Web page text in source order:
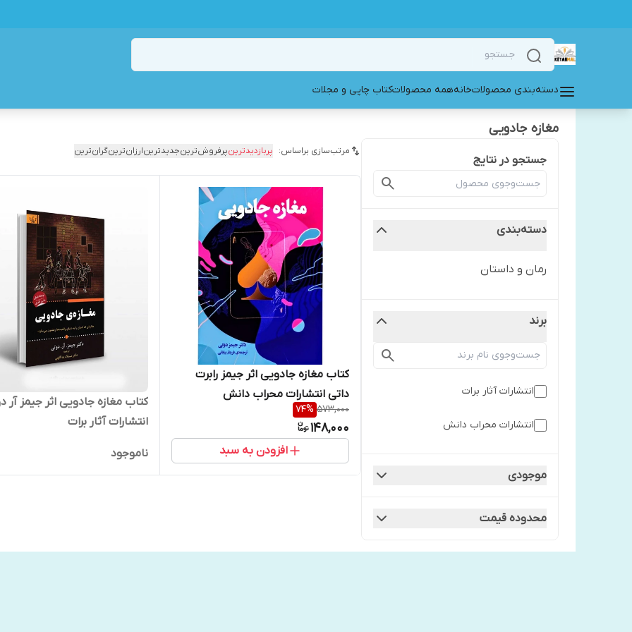
دسته‌بندی محصولاتخانههمه محصولاتکتاب چاپی و مجلات
مغازه جادویی
جستجو در نتایج
دسته‌بندی
رمان و داستان
برند
انتشارات آثار برات
انتشارات محراب دانش
موجودی
محدوده قیمت
مرتب‌سازی براساس: پربازدیدترینپرفروش‌ترینجدیدترینارزان‌ترینگران‌ترین
کتاب مغازه جادویی اثر جیمز رابرت
داتی انتشارات محراب دانش
573,000
74%
148,000
افزودن به سبد
کتاب مغازه جادویی اثر جیمز آر
انتشارات آثار برات
ناموجود